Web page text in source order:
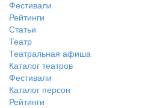
Фестивали
Рейтинги
Статьи
Театр
Театральная афиша
Каталог театров
Фестивали
Каталог персон
Рейтинги